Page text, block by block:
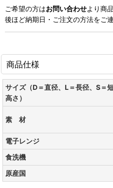
ご希望の方はお問い合わせより商
後ほど納期日・ご注文の方法をご
商品仕様
サイズ（D＝直径、L＝長径、S＝
高さ）
素 材
電子レンジ
食洗機
原産国